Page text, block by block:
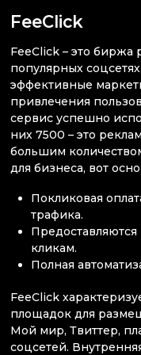
FeeClick
FeeClick – это биржа
популярных
эффективные
привлечения
сервис успешно
них 7500 – это
большим
для бизнеса, вот
Покликовая
трафика.
кликам.
Полная
FeeClick
площадок для
Мой мир, Твиттер,
соцсетей.